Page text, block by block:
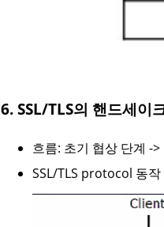
6. SSL/TLS의 핸드세이
흐름: 초기 협상 단계 -
SSL/TLS protocol 동작